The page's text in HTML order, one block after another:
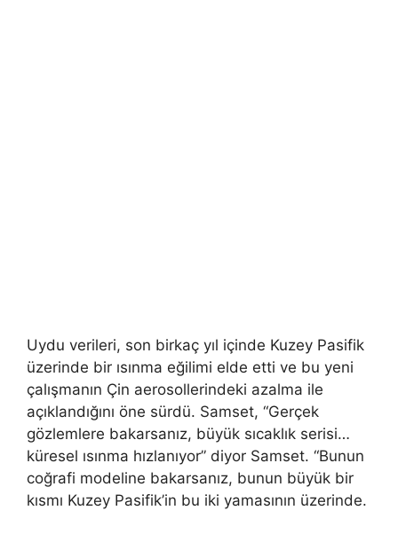
Uydu verileri, son birkaç yıl içinde Kuzey Pasifik
üzerinde bir ısınma eğilimi elde etti ve bu yeni
çalışmanın Çin aerosollerindeki azalma ile
açıklandığını öne sürdü. Samset, “Gerçek
gözlemlere bakarsanız, büyük sıcaklık serisi…
küresel ısınma hızlanıyor” diyor Samset. “Bunun
coğrafi modeline bakarsanız, bunun büyük bir
kısmı Kuzey Pasifik’in bu iki yamasının üzerinde.